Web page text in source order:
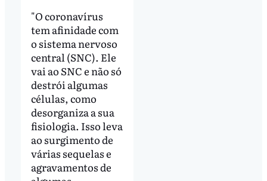
"O coronavírus
tem afinidade com
o sistema nervoso
central (SNC). Ele
vai ao SNC e não só
destrói algumas
células, como
desorganiza a sua
fisiologia. Isso leva
ao surgimento de
várias sequelas e
agravamentos de